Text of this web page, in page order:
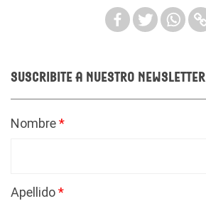
Suscribite a nuestro newsletter
Nombre
Apellido